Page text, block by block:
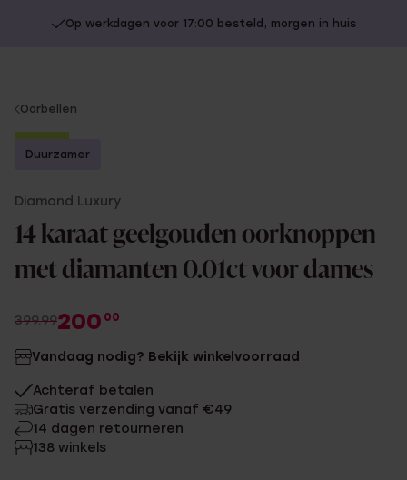
Op werkdagen voor 17:00 besteld, morgen in huis
You
are
here:
Oorbellen
-50%
Duurzamer
Diamond Luxury
14 karaat geelgouden oorknoppen
met diamanten 0.01ct voor dames
399.99200 00
Vandaag nodig? Bekijk winkelvoorraad
Achteraf betalen
Gratis verzending vanaf €49
14 dagen retourneren
138 winkels